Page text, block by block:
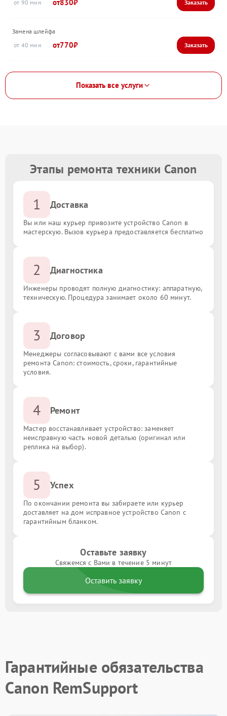
90
830
Замена шлейфа
40
770
Показать все услуги
Этапы ремонта техники Canon
1 Доставка
Вы или наш курьер привозите устройство Canon в
мастерскую. Вызов курьера предоставляется бесплатно
2 Диагностика
Инженеры проводят полную диагностику: аппаратную,
техническую. Процедура занимает около 60 минут.
3 Договор
Менеджеры согласовывают с вами все условия
ремонта Canon: стоимость, сроки, гарантийные
условия.
4 Ремонт
Мастер восстанавливает устройство: заменяет
неисправную часть новой деталью (оригинал или
реплика на выбор).
5 Успех
По окончании ремонта вы забираете или курьер
доставляет на дом исправное устройство Canon с
гарантийным бланком.
Оставьте заявку
Свяжемся с Вами в течение 5 минут
Оставить заявку
Гарантийные обязательства
Canon RemSupport